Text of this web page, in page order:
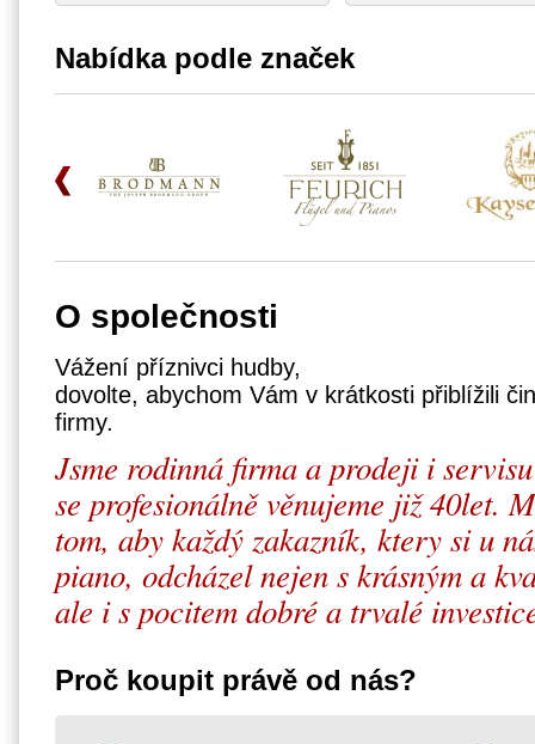
Nabídka podle značek
O společnosti
Vážení příznivci hudby,
dovolte, abychom Vám v krátkosti přiblížili
firmy.
Jsme rodinná firma a prodeji i
se profesionálně věnujeme již 40let.
tom, aby každý zakazník, ktery si u
piano, odcházel nejen s krásným a
ale i s pocitem dobré a trvalé
Proč koupit právě od nás?